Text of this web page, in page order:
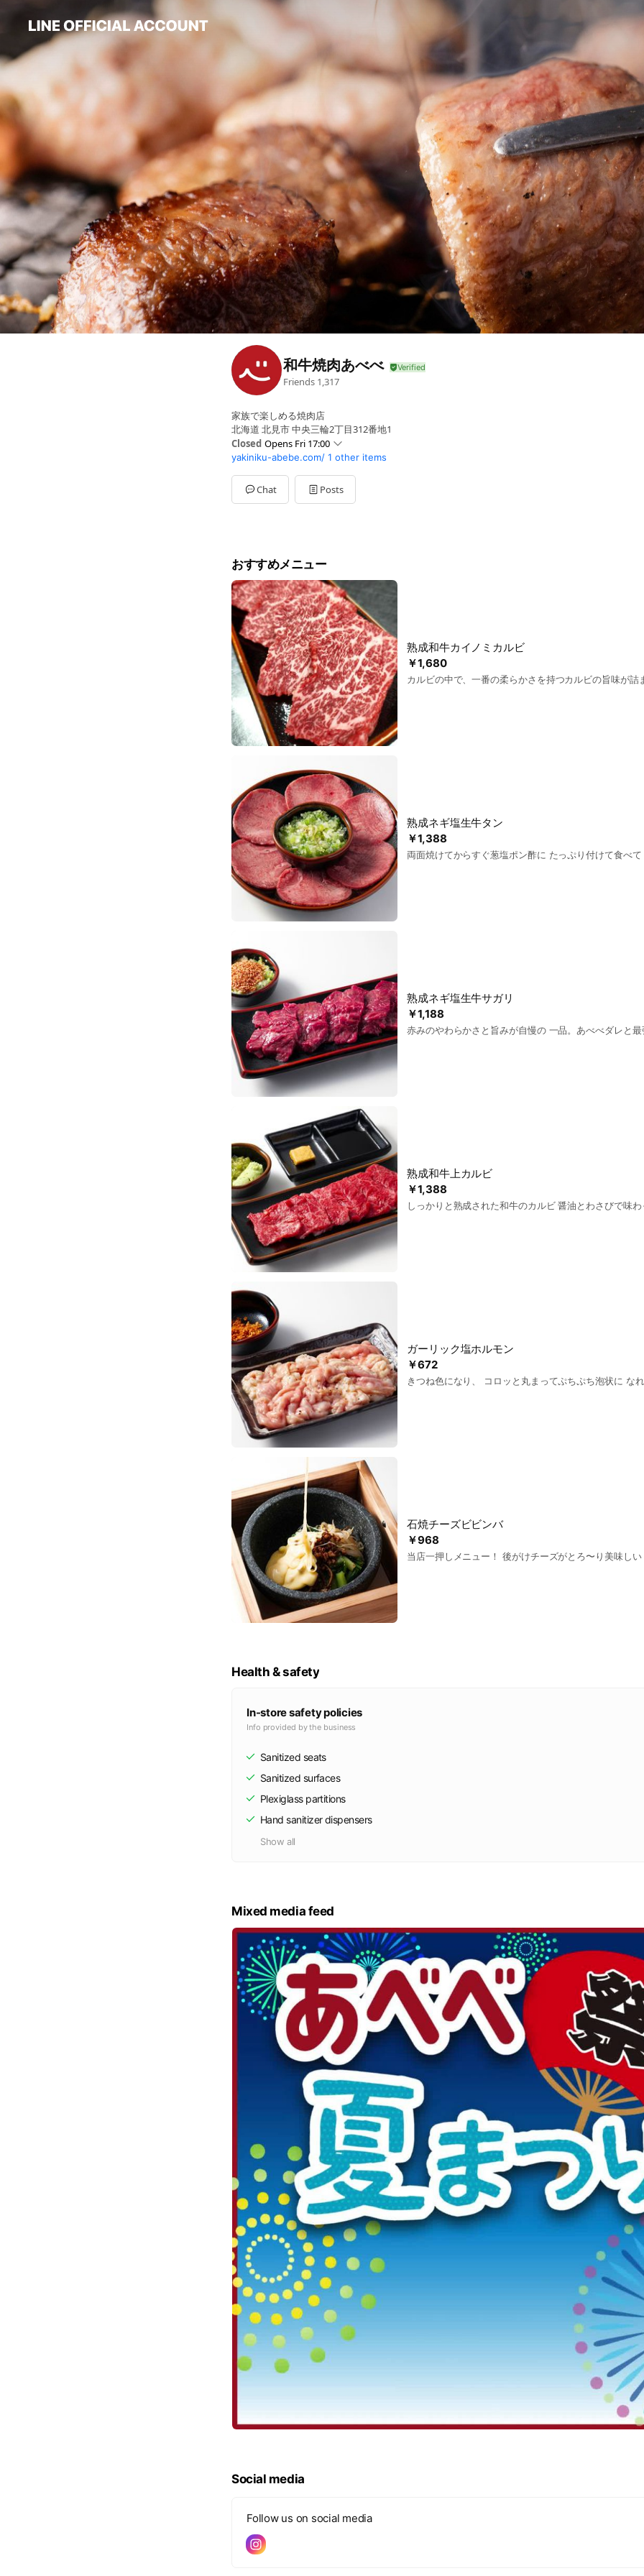
和牛焼肉あべべ
Friends 1,317
家族で楽しめる焼肉店
北海道 北見市 中央三輪2丁目312番地1
Closed Opens Fri 17:00
Sun11:00 - 14:30,17:00 - 21:30
Mon17:00 - 21:30
Tue17:00 - 21:30
Wed17:00 - 21:30
祝日も土日と同じ営業時間となります。
yakiniku-abebe.com/ 1 other items
Chat Posts
おすすめメニュー
￥1,680
熟成和牛カイノミカルビ
カルビの中で、一番の柔らかさを持つカルビの旨味が詰
￥1,388
熟成ネギ塩生牛タン
両面焼けてからすぐ葱塩ポン酢に たっぷり付けて食べて
￥1,188
熟成ネギ塩生牛サガリ
赤みのやわらかさと旨みが自慢の 一品。あべべダレと最
￥1,388
熟成和牛上カルビ
しっかりと熟成された和牛のカルビ 醤油とわさびで味わ
￥672
ガーリック塩ホルモン
きつね色になり、 コロッと丸まってぷちぷち泡状に なれ
￥968
石焼チーズビビンバ
当店一押しメニュー！ 後がけチーズがとろ〜り美味しい
Health & safety
In-store safety policies
Info provided by the business
Sanitized seats
Sanitized surfaces
Plexiglass partitions
Hand sanitizer dispensers
Show all
Mixed media feed
Social media
Follow us on social media